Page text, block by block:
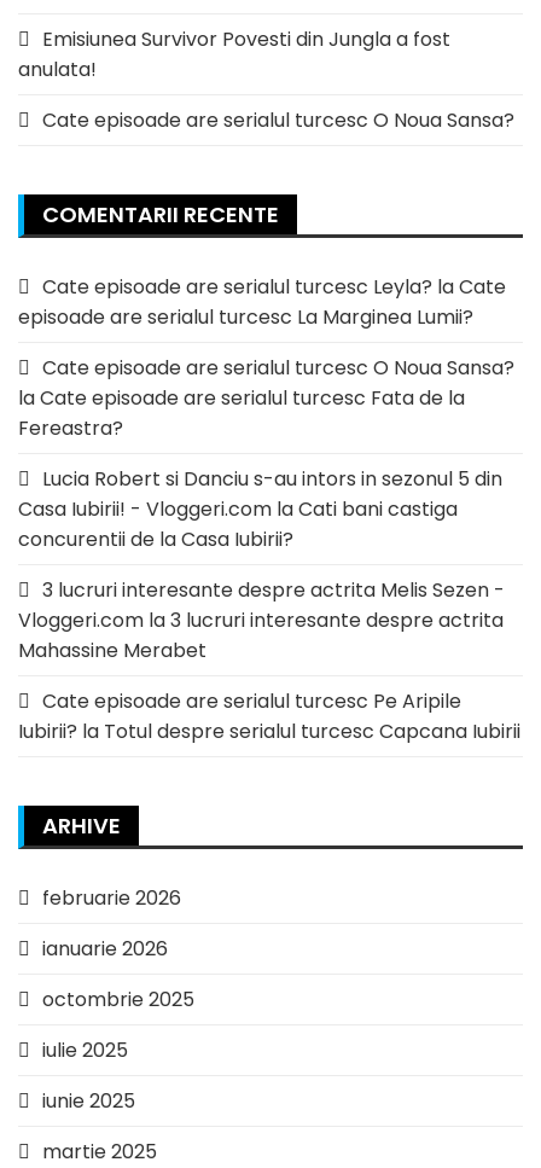
Emisiunea Survivor Povesti din Jungla a fost
anulata!
Cate episoade are serialul turcesc O Noua Sansa?
COMENTARII RECENTE
Cate episoade are serialul turcesc Leyla? laCate
episoade are serialul turcesc La Marginea Lumii?
Cate episoade are serialul turcesc O Noua Sansa?
laCate episoade are serialul turcesc Fata de la
Fereastra?
Lucia Robert si Danciu s-au intors in sezonul 5 din
Casa Iubirii! - Vloggeri.com laCati bani castiga
concurentii de la Casa Iubirii?
3 lucruri interesante despre actrita Melis Sezen -
Vloggeri.com la3 lucruri interesante despre actrita
Mahassine Merabet
Cate episoade are serialul turcesc Pe Aripile
Iubirii? la Totul despre serialul turcesc Capcana Iubirii
ARHIVE
februarie 2026
ianuarie 2026
octombrie 2025
iulie 2025
iunie 2025
martie 2025